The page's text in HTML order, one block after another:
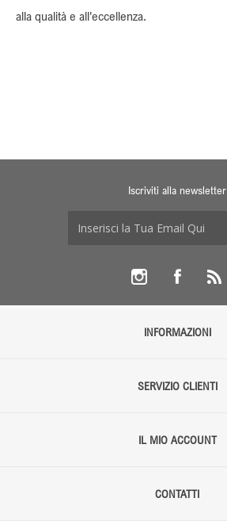
alla qualità e all'eccellenza.
Iscriviti alla newsletter
INFORMAZIONI
SERVIZIO CLIENTI
IL MIO ACCOUNT
CONTATTI